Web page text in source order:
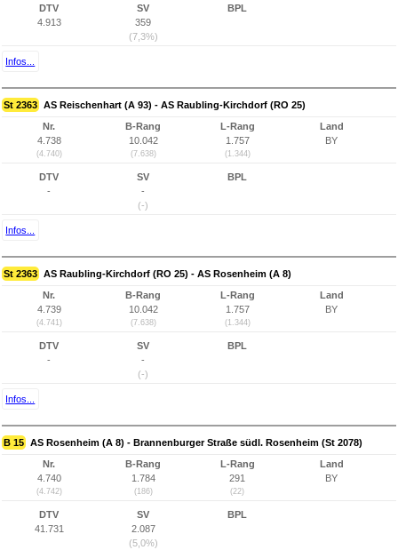
DTV
4.913
SV
359
(7,3%)
BPL
Infos...
St 2363 AS Reischenhart (A 93) - AS Raubling-Kirchdorf (RO 25)
Nr.
4.738
(4.740)
B-Rang
10.042
(7.638)
L-Rang
1.757
(1.344)
Land
BY
DTV
-
SV
-
(-)
BPL
Infos...
St 2363 AS Raubling-Kirchdorf (RO 25) - AS Rosenheim (A 8)
Nr.
4.739
(4.741)
B-Rang
10.042
(7.638)
L-Rang
1.757
(1.344)
Land
BY
DTV
-
SV
-
(-)
BPL
Infos...
B 15 AS Rosenheim (A 8) - Brannenburger Straße südl. Rosenheim (St 2078)
Nr.
4.740
(4.742)
B-Rang
1.784
(186)
L-Rang
291
(22)
Land
BY
DTV
41.731
SV
2.087
(5,0%)
BPL